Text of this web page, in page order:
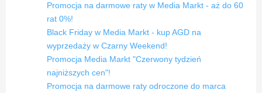
Promocja na darmowe raty w Media Markt - aż do 60
rat 0%!
Black Friday w Media Markt - kup AGD na
wyprzedaży w Czarny Weekend!
Promocja Media Markt "Czerwony tydzień
najniższych cen"!
Promocja na darmowe raty odroczone do marca